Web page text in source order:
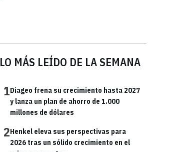
LO MÁS LEÍDO DE LA SEMANA
1Diageo frena su crecimiento hasta 2027
y lanza un plan de ahorro de 1.000
millones de dólares
2Henkel eleva sus perspectivas para
2026 tras un sólido crecimiento en el